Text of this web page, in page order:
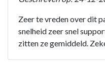
Zeer te vreden over dit
snelheid zeer snel
zitten ze gemiddeld.